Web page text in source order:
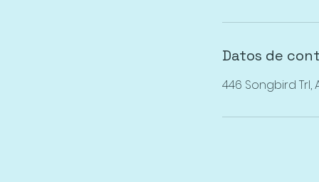
Datos de
446 Songbird Trl,